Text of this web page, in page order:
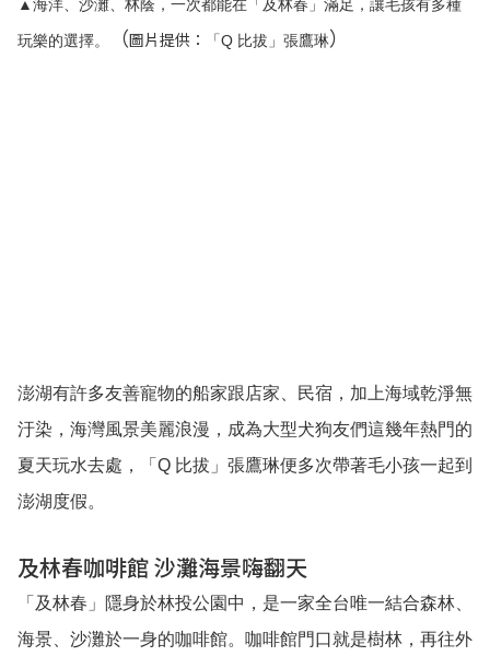
▲海洋、沙灘、林蔭，一次都能在「及林春」滿足，讓毛孩有多種
玩樂的選擇。 （圖片提供： 「Q 比拔」張鷹琳）
澎湖有許多友善寵物的船家跟店家、民宿，加上海域乾淨無
汙染，海灣風景美麗浪漫，成為大型犬狗友們這幾年熱門的
夏天玩水去處，「Q 比拔」張鷹琳便多次帶著毛小孩一起到
澎湖度假。
及林春咖啡館 沙灘海景嗨翻天
「及林春」隱身於林投公園中，是一家全台唯一結合森林、
海景、沙灘於一身的咖啡館。咖啡館門口就是樹林，再往外